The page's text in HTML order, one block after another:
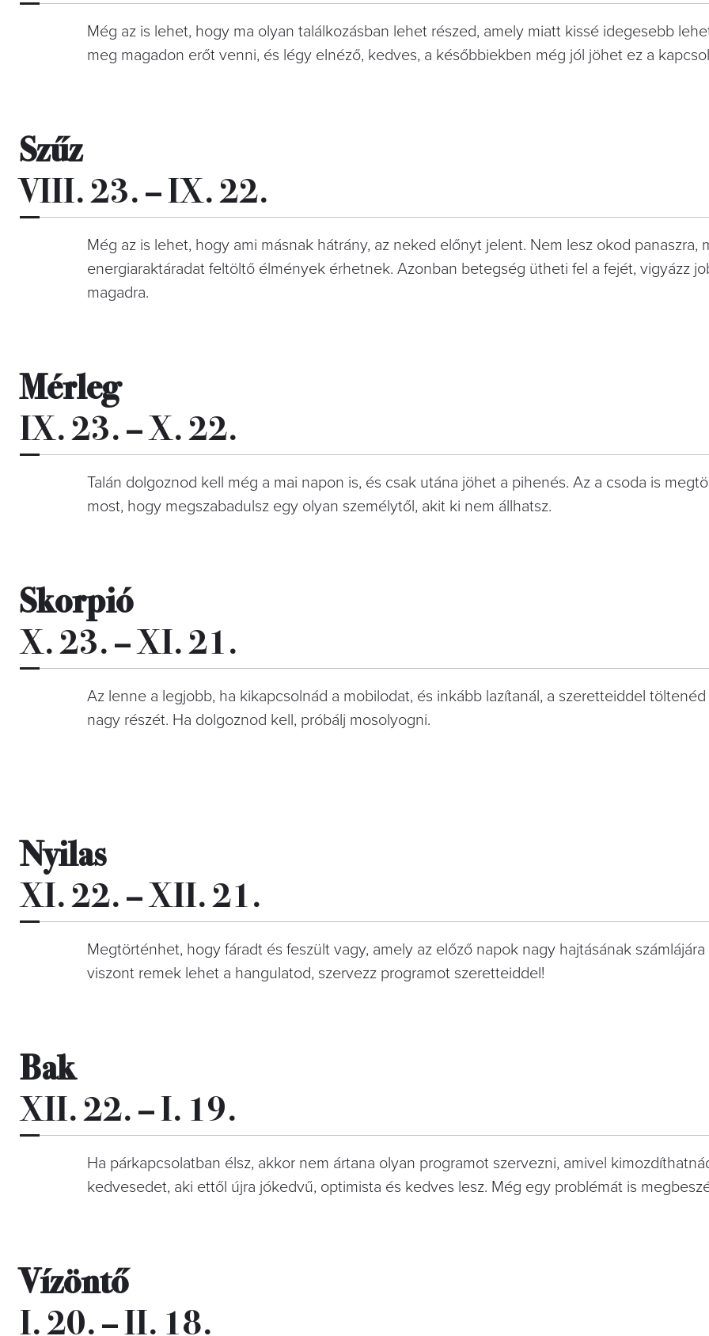
Még az is lehet, hogy ma olyan találkozásban lehet részed, amely miatt kissé idegesebb
meg magadon erőt venni, és légy elnéző, kedves, a későbbiekben még jól jöhet ez a
Szűz
VIII. 23. – IX. 22.
Még az is lehet, hogy ami másnak hátrány, az neked előnyt jelent. Nem lesz okod panaszra,
energiaraktáradat feltöltő élmények érhetnek. Azonban betegség ütheti fel a fejét, vigyázz
magadra.
Mérleg
IX. 23. – X. 22.
Talán dolgoznod kell még a mai napon is, és csak utána jöhet a pihenés. Az a csoda is
most, hogy megszabadulsz egy olyan személytől, akit ki nem állhatsz.
Skorpió
X. 23. – XI. 21.
Az lenne a legjobb, ha kikapcsolnád a mobilodat, és inkább lazítanál, a szeretteiddel
nagy részét. Ha dolgoznod kell, próbálj mosolyogni.
Nyilas
XI. 22. – XII. 21.
Megtörténhet, hogy fáradt és feszült vagy, amely az előző napok nagy hajtásának számlájára
viszont remek lehet a hangulatod, szervezz programot szeretteiddel!
Bak
XII. 22. – I. 19.
Ha párkapcsolatban élsz, akkor nem ártana olyan programot szervezni, amivel
kedvesedet, aki ettől újra jókedvű, optimista és kedves lesz. Még egy problémát is
Vízöntő
I. 20. – II. 18.